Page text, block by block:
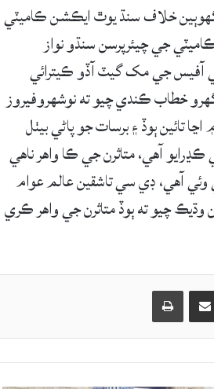
گهوٻين خلاف سنڌ يوٿ ايڪشن ڪاميٽي
جي چيئرپرسن سنڌو نواز
آفيس جي مک گيٽ آڏو ڪيترائي
خطاب ڪندي چيو ته نوشهروفيروز
تائين ٻوڏ ۽ برسات جو پاڻي بيٺل
آهي، متاثرن جي ڪا واهر ناهي
آهي، ڊي سي تاشقين عالم عوام
چيو ته ٻوڏ متاثرن جي واهر ڪري
حصيداري ڪريو اي ميل ذريعي